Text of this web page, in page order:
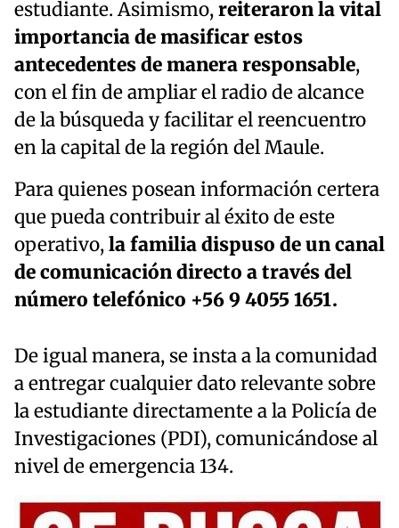
estudiante. Asimismo,reiteraron la vital
importancia de masificar estos
antecedentes de manera responsable,
con el fin de ampliar el radio de alcance
de la búsqueda y facilitar el reencuentro
en la capital de la región del Maule.
Para quienes posean información certera
que pueda contribuir al éxito de este
operativo,la familia dispuso de un canal
de comunicación directo a través del
número telefónico +56 9 4055 1651.
De igual manera, se insta a la comunidad
a entregar cualquier dato relevante sobre
la estudiante directamente a la Policía de
Investigaciones (PDI), comunicándose al
nivel de emergencia 134.